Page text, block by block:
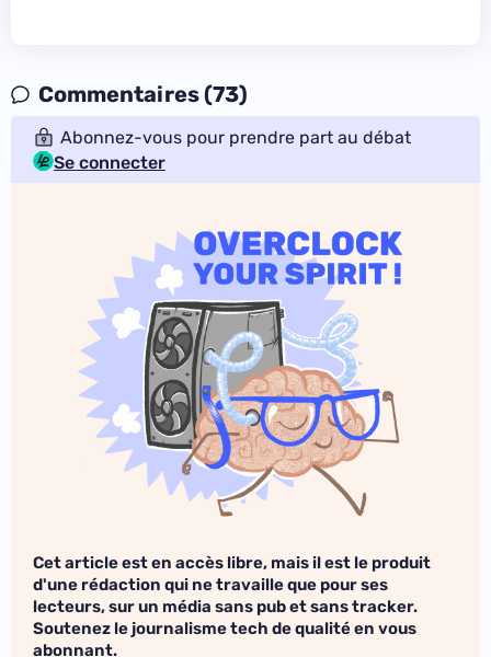
Commentaires (73)
Abonnez-vous pour prendre part au débat
Se connecter
Cet article est en accès libre, mais il est le produit
d'une rédaction qui ne travaille que pour ses
lecteurs, sur un média sans pub et sans tracker.
Soutenez le journalisme tech de qualité en vous
abonnant.